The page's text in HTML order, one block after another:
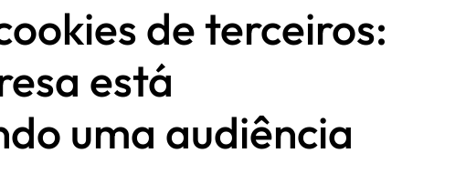
de terceiros:
está
uma audiência